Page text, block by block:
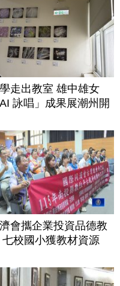
走出教室 雄中雄女
AI 詠唱」成果展潮州開
會攜企業投資品德教
七校國小獲教材資源